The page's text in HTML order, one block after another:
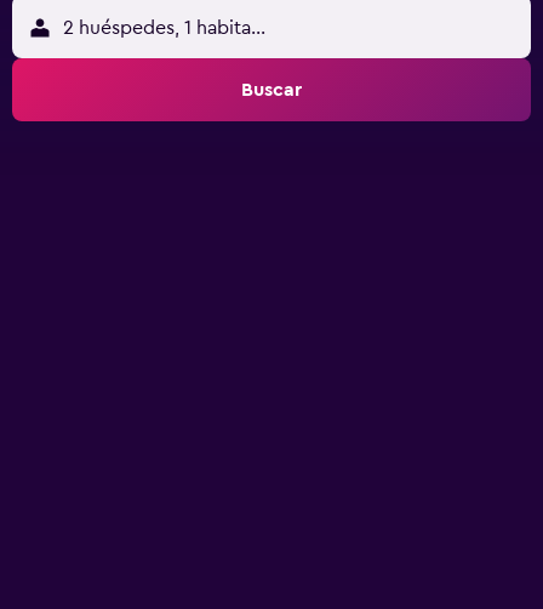
2 huéspedes, 1 habitación
Buscar